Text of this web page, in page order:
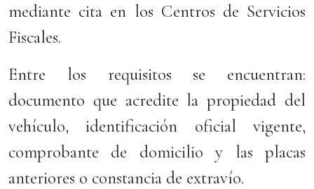
mediante cita en los Centros de Servicios
Fiscales.
Entre los requisitos se encuentran:
documento que acredite la propiedad del
vehículo, identificación oficial vigente,
comprobante de domicilio y las placas
anteriores o constancia de extravío.